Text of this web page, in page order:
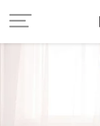
Navigation